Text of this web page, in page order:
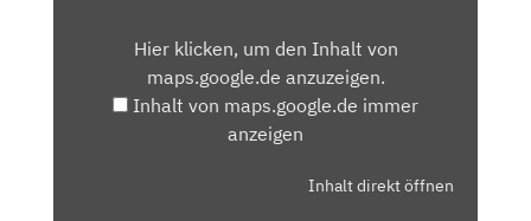
MAPS.GOOGLE.DEHier klicken, um den Inhalt von
maps.google.de anzuzeigen.
Inhalt von maps.google.de immer
anzeigen
Inhalt direkt öffnen